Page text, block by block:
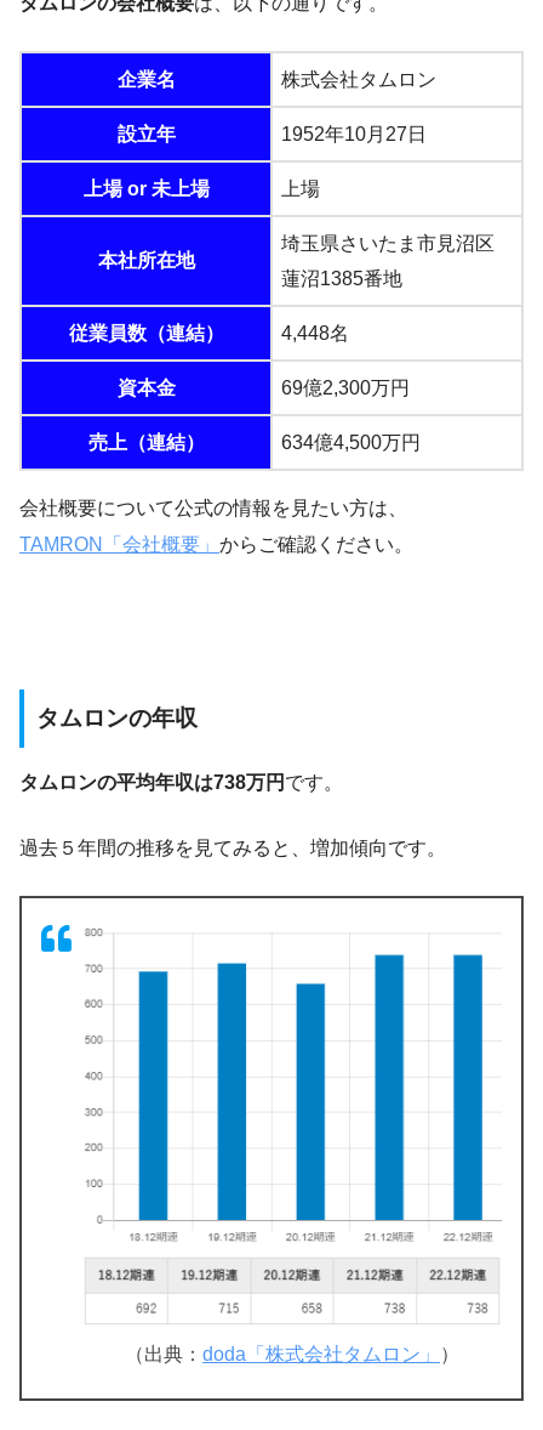
企業名 株式会社タムロン
設立年 1952年10月27日
上場 or 未上場 上場
本社所在地
埼玉県さいたま市見沼区
蓮沼1385番地
従業員数（連結） 4,448名
資本金 69億2,300万円
売上（連結） 634億4,500万円
会社概要について公式の情報を見たい方は、
TAMRON「会社概要」 からご確認ください。
タムロンの年収
タムロンの平均年収は738万円 です。
過去５年間の推移を見てみると、増加傾向です。
（出典： doda「株式会社タムロン」 ）